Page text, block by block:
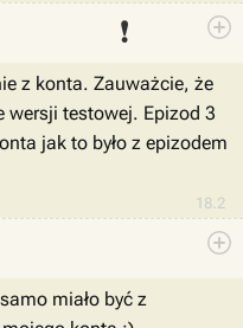
❗
18.2
z konta. Zauważcie, że
wersji testowej. Epizod 3
jak to było z epizodem
miało być z